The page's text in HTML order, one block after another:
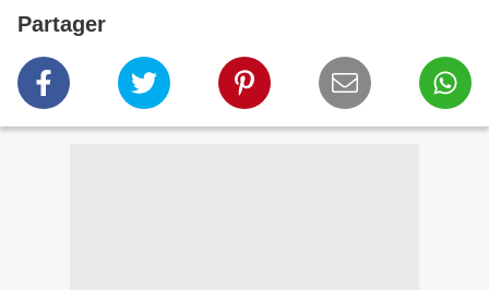
Partager